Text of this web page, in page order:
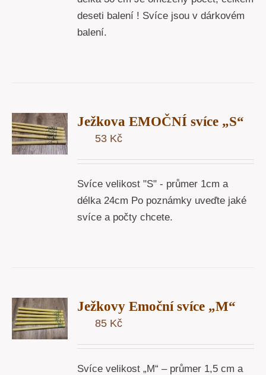
deseti balení ! Svíce jsou v dárkovém
balení.
Ježkova EMOČNÍ svíce „S“
53 Kč
Svíce velikost "S" - průmer 1cm a
délka 24cm Po poznámky uveďte jaké
svíce a počty chcete.
Ježkovy Emoční svíce „M“
85 Kč
Svíce velikost „M“ – průmer 1,5 cm a